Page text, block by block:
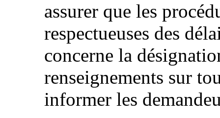
assurer que les
respectueuses des
concerne la
renseignements sur
informer les